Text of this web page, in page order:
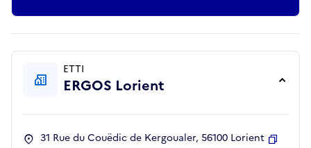
ETTI
ERGOS Lorient
31 Rue du Couëdic de Kergoualer, 56100 Lorient